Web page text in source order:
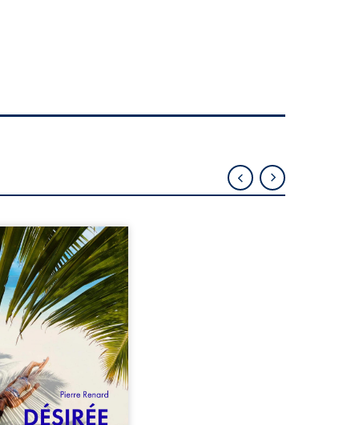
Pierre, jeune retraité,
qu’il est devenu une
femme métissée de
ans. À peine a-t-il
à apprivoiser ce
corps qu’Ange surgit
sa vie et fait vaciller
ses certitudes. Entre
est immédiate,
jusqu’à ce qu’un
familial fasse planer
: et s’ils étaient
demi-frère et ...